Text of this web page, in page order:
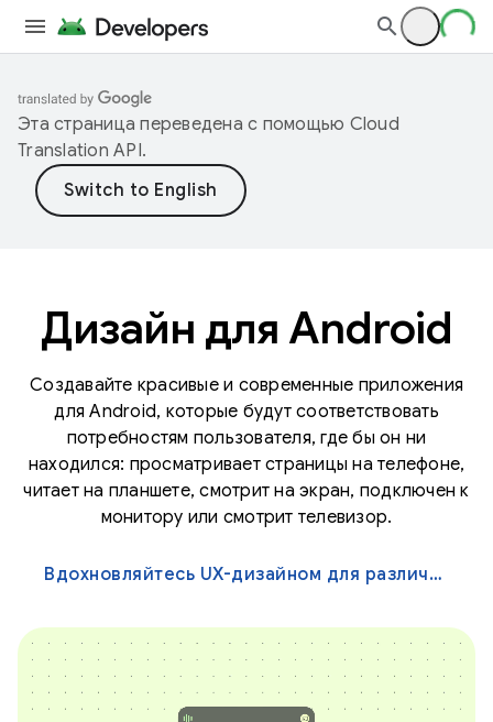
Эта страница переведена с помощью Cloud
Translation API.
Дизайн для Android
Создавайте красивые и современные приложения
для Android, которые будут соответствовать
потребностям пользователя, где бы он ни
находился: просматривает страницы на телефоне,
читает на планшете, смотрит на экран, подключен к
монитору или смотрит телевизор.
Вдохновляйтесь UX-дизайном для различных экранов →